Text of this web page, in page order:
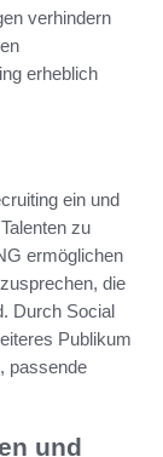
verhindern
erheblich
ein und
zu
ermöglichen
die
Durch Social
Publikum
passende
und